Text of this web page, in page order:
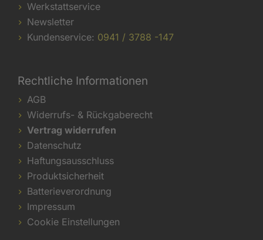
Werkstattservice
Newsletter
Kundenservice: 0941 / 3788 -147
Rechtliche Informationen
AGB
Widerrufs- & Rückgaberecht
Vertrag widerrufen
Datenschutz
Haftungsausschluss
Produktsicherheit
Batterieverordnung
Impressum
Cookie Einstellungen